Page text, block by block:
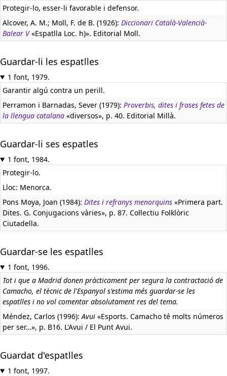
Protegir-lo, esser-li favorable i defensor.
Alcover, A. M.; Moll, F. de B. (1926): Diccionari Català-Valencià-
Balear V«Espatlla Loc. h)». Editorial Moll.
Guardar-li les espatlles
1 font, 1979.
Garantir algú contra un perill.
Perramon i Barnadas, Sever (1979): Proverbis, dites i frases fetes de
la llengua catalana «diversos», p. 40. Editorial Millà.
Guardar-li ses espatles
1 font, 1984.
Protegir-lo.
Lloc: Menorca.
Pons Moya, Joan (1984): Dites i refranys menorquins «Primera part.
Dites. G. Conjugacions vàries», p. 87. Col·lectiu Folklòric
Ciutadella.
Guardar-se les espatlles
1 font, 1996.
Tot i que a Madrid donen pràcticament per segura la contractació de
Camacho, el tècnic de l'Espanyol s'estima més guardar-se les
espatlles i no vol comentar absolutament res del tema.
Méndez, Carlos (1996):Avui «Esports. Camacho té molts números
per ser…», p. B16. L'Avui / El Punt Avui.
Guardat d'espatlles
1 font, 1997.